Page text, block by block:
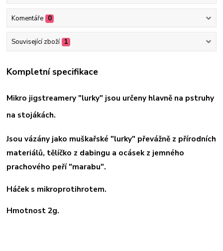
Komentáře 0
Související zboží 1
Kompletní specifikace
Mikro jigstreamery "lurky" jsou určeny hlavně na pstruhy
na stojákách.
Jsou vázány jako muškařské "lurky" převážně z přírodních
materiálů, tělíčko z dabingu a ocásek z jemného
prachového peří "marabu".
Háček s mikroprotihrotem.
Hmotnost 2g.